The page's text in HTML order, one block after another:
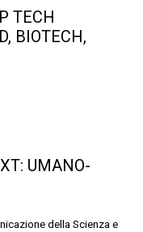
TECH
BIOTECH,
UMANO-
della Scienza e